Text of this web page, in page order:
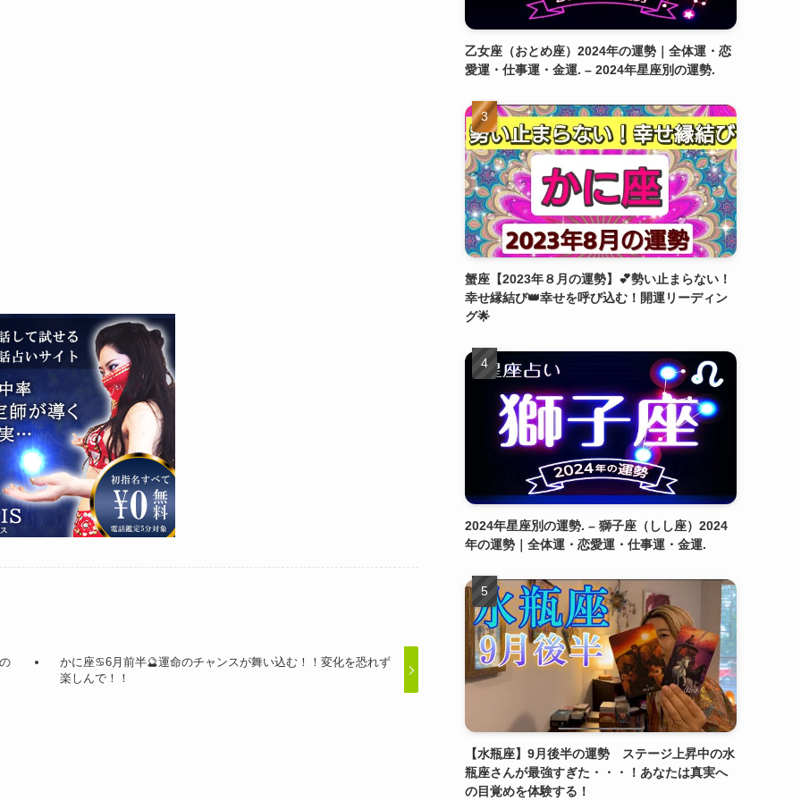
かに座♋️6月前半🔮運命のチャンスが舞い込む！！変化を恐れず
楽しんで！！
乙女座（おとめ座）2024年の運勢｜全体運・恋
愛運・仕事運・金運. – 2024年星座別の運勢.
蟹座【2023年８月の運勢】💕勢い止まらない！
幸せ縁結び👑幸せを呼び込む！開運リーディン
グ🌟
2024年星座別の運勢. – 獅子座（しし座）2024
年の運勢｜全体運・恋愛運・仕事運・金運.
【水瓶座】9月後半の運勢 ステージ上昇中の水
瓶座さんが最強すぎた・・・！あなたは真実へ
の目覚めを体験する！